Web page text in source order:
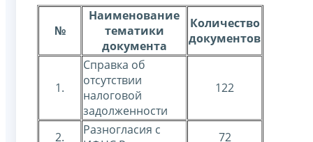
№
Наименование
тематики
документа
Количество
документов
1.
Справка об
отсутствии
налоговой
задолженности
122
2.
Разногласия с
72